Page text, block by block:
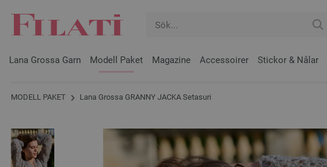
Lana Grossa Garn Modell Paket Magazine Accessoirer Stickor & Nålar
MODELL PAKET Lana Grossa GRANNY JACKA Setasuri